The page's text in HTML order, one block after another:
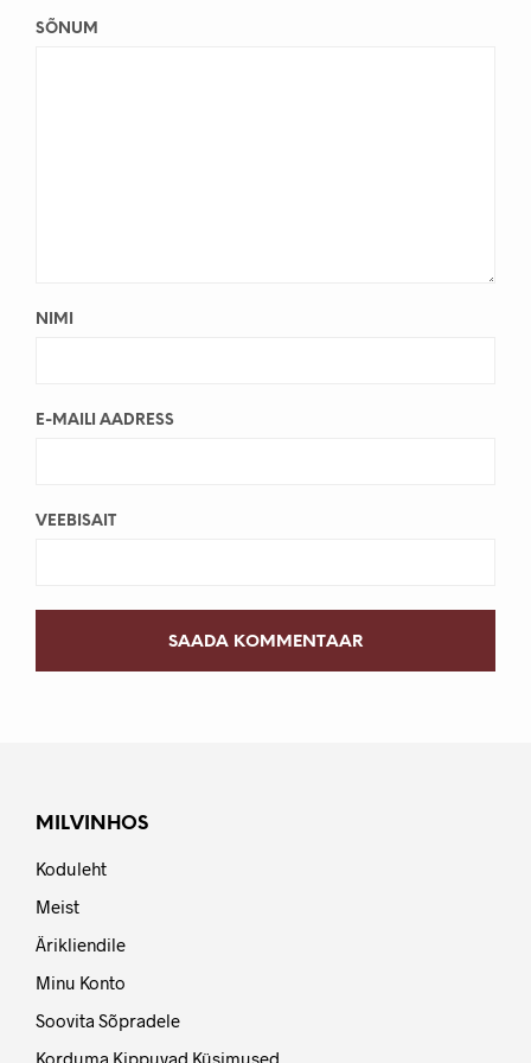
SÕNUM
NIMI
E-MAILI AADRESS
VEEBISAIT
MILVINHOS
Koduleht
Meist
Ärikliendile
Minu Konto
Soovita Sõpradele
Korduma Kippuvad Küsimused